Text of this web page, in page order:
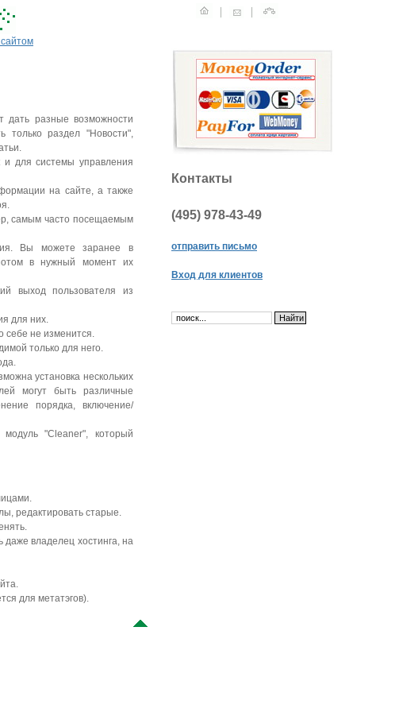
дать разные возможности
только раздел "Новости",
и для системы управления
на сайте, а также
самым часто посещаемым
Вы можете заранее в
в нужный момент их
выход пользователя из
для них.
себе не изменится.
только для него.
установка нескольких
могут быть различные
порядка, включение/
"Cleaner", который
редактировать старые.
владелец хостинга, на
для метатэгов).
Контакты
(495) 978-43-49
отправить письмо
Вход для клиентов